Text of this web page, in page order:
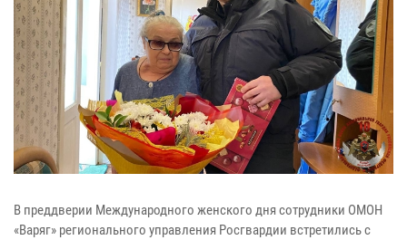
В преддверии Международного женского дня сотрудники ОМОН
«Варяг» регионального управления Росгвардии встретились с